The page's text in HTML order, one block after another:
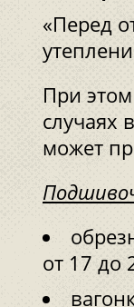
«Перед
При
случаях
может
от 17 до